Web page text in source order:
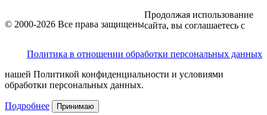
© 2000-2026 Все права защищены
Политика в отношении обработки персональных данных
Продолжая использование
сайта, вы соглашаетесь с
нашей Политикой конфиденциальности и условиями
обработки персональных данных.
Подробнее Принимаю